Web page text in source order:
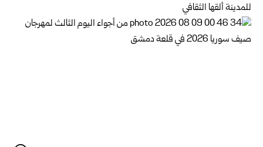
للمدينة ألقها الثقافي